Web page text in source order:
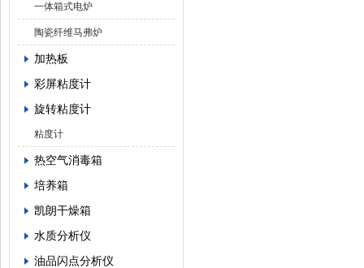
一体箱式电炉
陶瓷纤维马弗炉
加热板
彩屏粘度计
旋转粘度计
粘度计
热空气消毒箱
培养箱
凯朗干燥箱
水质分析仪
油品闪点分析仪